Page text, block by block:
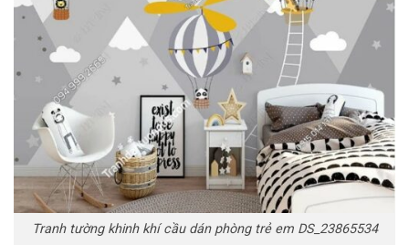
Tranh tường khinh khí cầu dán phòng trẻ em DS_23865534